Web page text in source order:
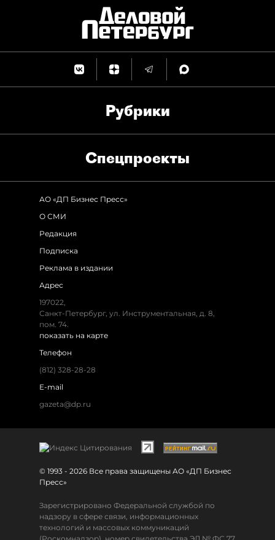
Рубрики
Спец­проекты
АО «ДП Бизнес Пресс»
О СМИ
Редакция
Подписка
Реклама в издании
Адрес
197022,
Санкт-Петербург, ул. Инструментальная, д. 8,
пом. 74.
показать на карте
Телефон
(812) 328-28-28
E-mail
gazeta@dp.ru
© 1993 - 2026 Все права защищены АО «ДП Бизнес
Пресс»
Зарегистрировано Федеральной службой по
надзору в сфере связи, информационных
технологий и массовых коммуникаций